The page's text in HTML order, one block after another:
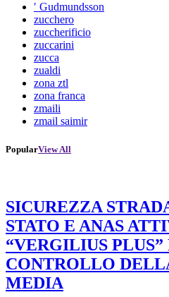
′ Gudmundsson
zucchero
zuccherificio
zuccarini
zucca
zualdi
zona ztl
zona franca
zmaili
zmail saimir
PopularView All
SICUREZZA
STATO E ANAS
“VERGILIUS PLUS”
CONTROLLO
MEDIA